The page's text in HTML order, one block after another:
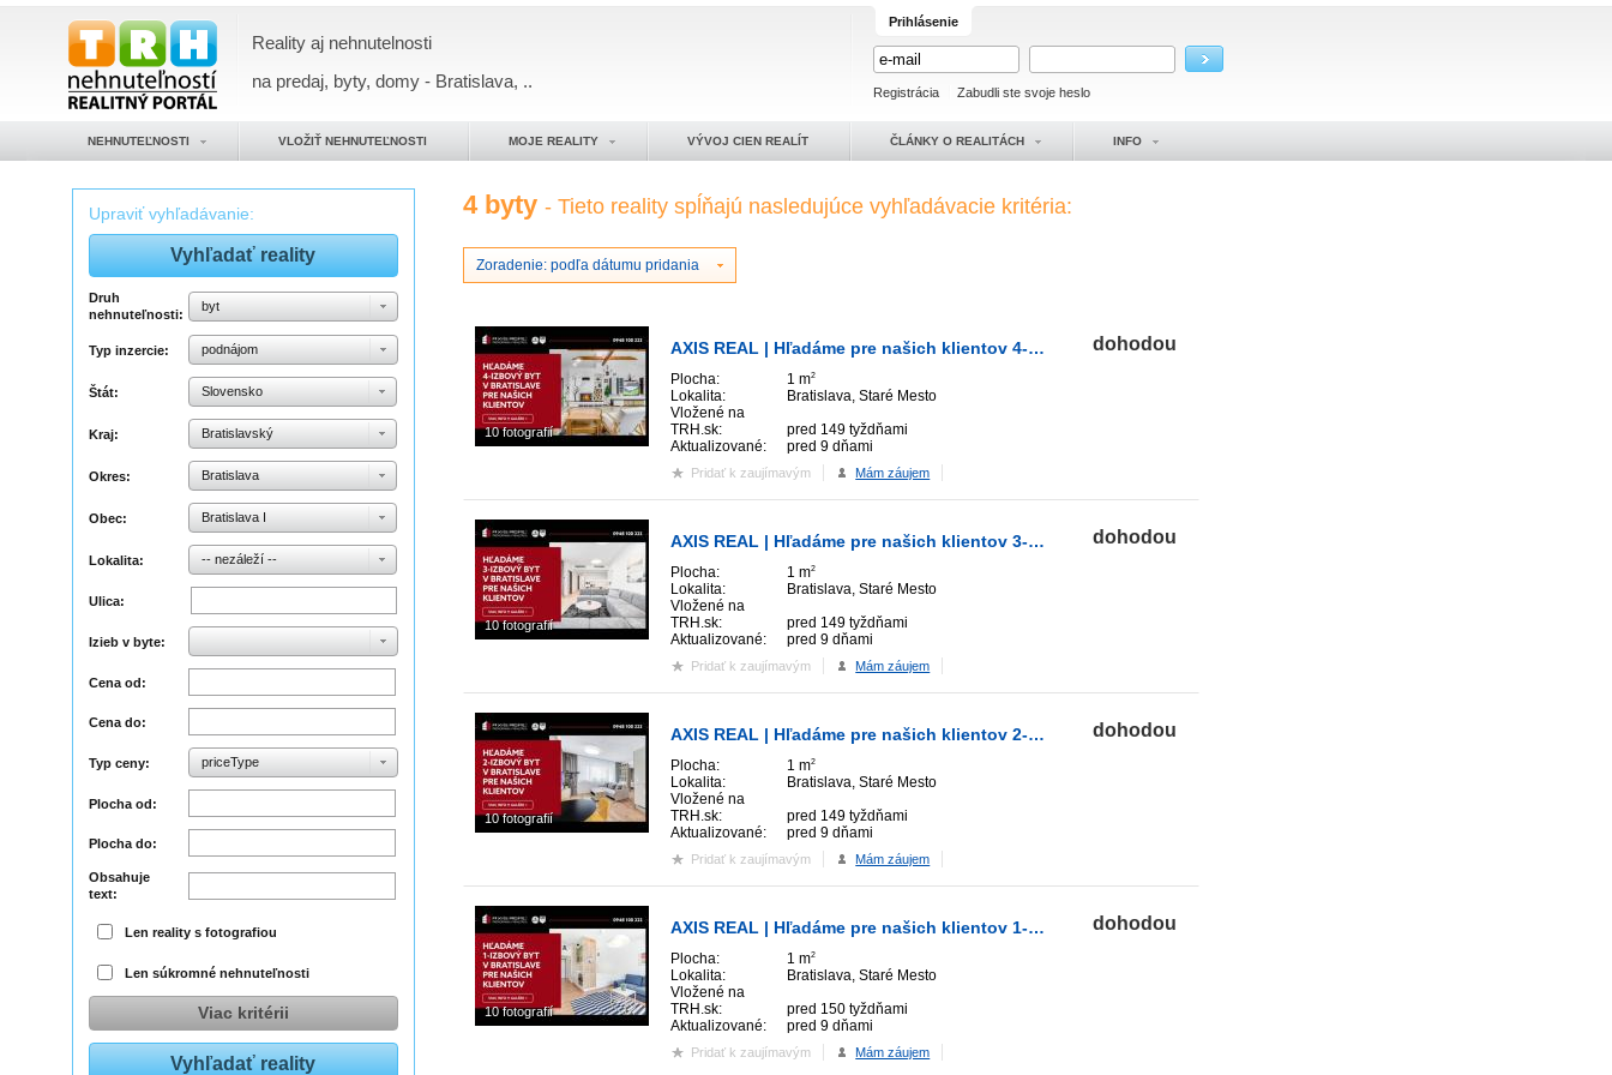
Reality aj nehnutelnosti
na predaj, byty, domy - Bratislava, ..
Prihlásenie
Registrácia Zabudli ste svoje heslo
NEHNUTEĽNOSTI VLOŽIŤ NEHNUTEĽNOSTI MOJE REALITY VÝVOJ CIEN REALÍT ČLÁNKY O REALITÁCH INFO
Upraviť vyhľadávanie:
Druh
nehnuteľnosti:
byt
Typ inzercie: podnájom
Štát: Slovensko
Kraj: Bratislavský
Okres: Bratislava
Obec: Bratislava I
Lokalita: -- nezáleží --
Ulica:
Izieb v byte:
Cena od:
Cena do:
Typ ceny: priceType
Plocha od:
Plocha do:
Obsahuje
text:
Len reality s fotografiou
Len súkromné nehnuteľnosti
Viac kritérii
4 byty- Tieto reality spĺňajú nasledujúce vyhľadávacie kritéria:
Zoradenie: podľa dátumu pridania
10 fotografií
AXIS REAL | Hľadáme pre našich klientov 4-izbový v Bratislave I.
Plocha: 1 m2
Lokalita:
Bratislava, Staré Mesto
Vložené na
TRH.sk:
pred 149 tyždňami
Aktualizované:
pred 9 dňami
dohodou
Pridať k zaujímavým Mám záujem
10 fotografií
AXIS REAL | Hľadáme pre našich klientov 3-izbový v Bratislave I.
Plocha: 1 m2
Lokalita:
Bratislava, Staré Mesto
Vložené na
TRH.sk:
pred 149 tyždňami
Aktualizované:
pred 9 dňami
dohodou
Pridať k zaujímavým Mám záujem
10 fotografií
AXIS REAL | Hľadáme pre našich klientov 2-izbový byt v Bratislave I.
Plocha: 1 m2
Lokalita:
Bratislava, Staré Mesto
Vložené na
TRH.sk:
pred 149 tyždňami
Aktualizované:
pred 9 dňami
dohodou
Pridať k zaujímavým Mám záujem
10 fotografií
AXIS REAL | Hľadáme pre našich klientov 1-izbový byt v Bratislave I.
Plocha: 1 m2
Lokalita:
Bratislava, Staré Mesto
Vložené na
TRH.sk:
pred 150 tyždňami
Aktualizované:
pred 9 dňami
dohodou
Pridať k zaujímavým Mám záujem